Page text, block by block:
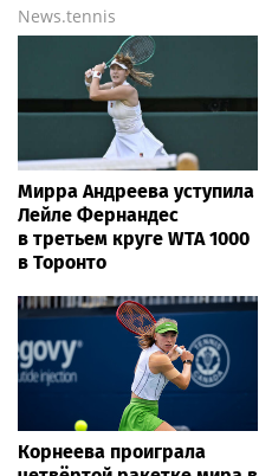
News.tennis
Мирра Андреева уступила
Лейле Фернандес
в третьем круге WTA 1000
в Торонто
Корнеева проиграла